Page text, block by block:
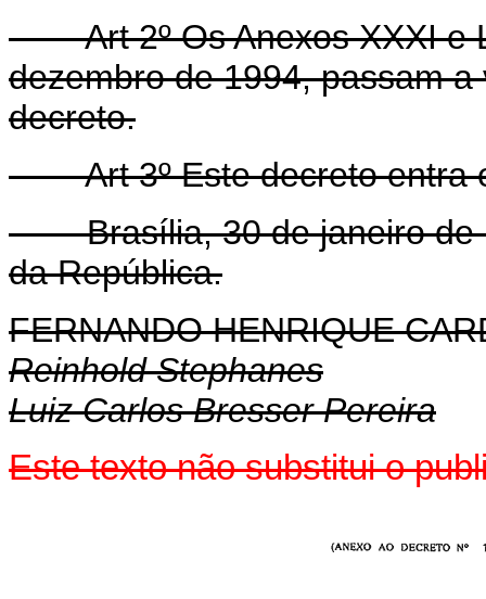
Art 2º Os Anexos XXXI e
dezembro de 1994, passam
decreto.
Art 3º Este decreto entra
Brasília, 30 de janeiro de
da República.
FERNANDO HENRIQUE
Reinhold Stephanes
Luiz Carlos Bresser Pereira
Este texto não substitui o